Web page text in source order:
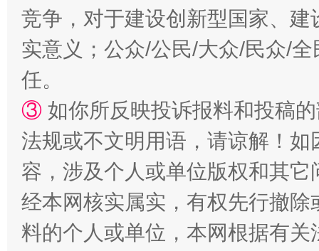
“蜀中异人”王建安的艺术幻境
竞争，对于建设创新型国家、
实意义；公众/公民/大众/民众/
任。
③ 如你所反映投诉报料和投稿
法规或不文明用语，请谅解！
容，涉及个人或单位版权和其它
经本网核实属实，有权先行撤
料的个人或单位，本网根据有